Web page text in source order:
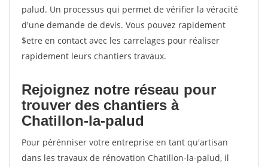
palud. Un processus qui permet de vérifier la véracité
d'une demande de devis. Vous pouvez rapidement
$etre en contact avec les carrelages pour réaliser
rapidement leurs chantiers travaux.
Rejoignez notre réseau pour
trouver des chantiers à
Chatillon-la-palud
Pour pérénniser votre entreprise en tant qu'artisan
dans les travaux de rénovation Chatillon-la-palud, il